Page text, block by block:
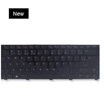
New